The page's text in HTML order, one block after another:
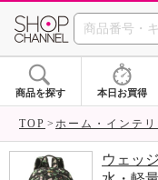
商品を探す 本日お買得
TOP ホーム・インテリ
ウェッ